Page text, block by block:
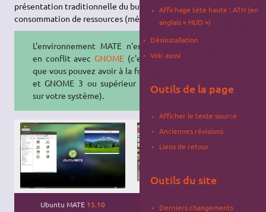
présentation traditionnelle du bureau, associée à une faible
consommation de ressources (mémoire et CPU).
L'environnement MATE n'entre pas
en conflit avec GNOME (c'est-à-dire
que vous pouvez avoir à la fois MATE
et GNOME 3 ou supérieur installés
sur votre système).
Ubuntu MATE 15.10
disposition Mutiny
Affichage tête haute : ATH (en
anglais « HUD »)
Désinstallation
Voir aussi
Outils de la page
Afficher le texte source
Anciennes révisions
Liens de retour
Outils du site
Derniers changements